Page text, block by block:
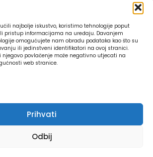
najbolje iskustvo, koristimo tehnologije poput
pristup informacijama na uređaju. Davanjem
omogućujete nam obradu podataka kao što su
ili jedinstveni identifikatori na ovoj stranici.
povlačenje može negativno utjecati na
web stranice.
Prihvati
Odbij
Video nadzor - kompleti
AJAX alarmi
HIKVISION portafoni
REOLINK kamere
DVC portafoni
- Automatizacija i sigurnost